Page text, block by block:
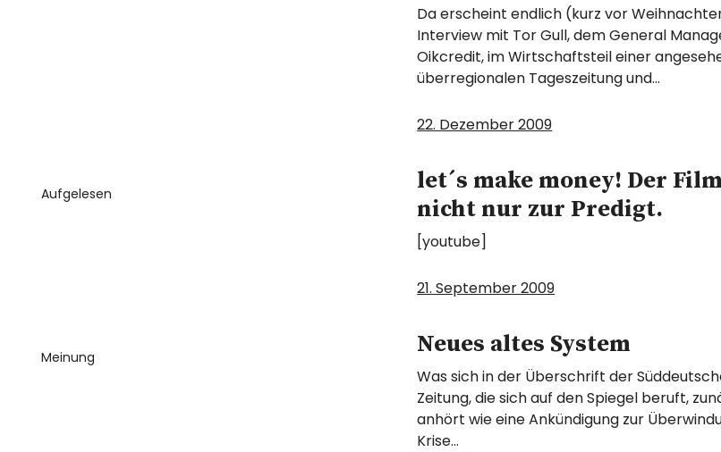
Da erscheint endlich (kurz vor
Interview mit Tor Gull, dem General
Oikcredit, im Wirtschaftsteil einer
überregionalen Tageszeitung und…
22. Dezember 2009
Aufgelesen
let´s make money! Der Film
nicht nur zur Predigt.
[youtube]
21. September 2009
Meinung Neues altes System
Was sich in der Überschrift der
Zeitung, die sich auf den Spiegel beruft,
anhört wie eine Ankündigung zur
Krise…